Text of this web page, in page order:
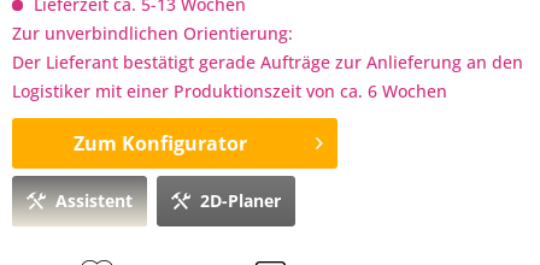
Zur unverbindlichen Orientierung:
Der Lieferant bestätigt gerade Aufträge zur Anlieferung an den
Logistiker mit einer Produktionszeit von ca. 6 Wochen
Zum Konfigurator
Assistent 2D-Planer